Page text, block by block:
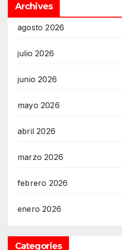
Archives
agosto 2026
julio 2026
junio 2026
mayo 2026
abril 2026
marzo 2026
febrero 2026
enero 2026
Categories